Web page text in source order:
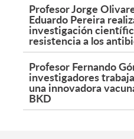
Profesor Jorge
Eduardo Pereira
investigación
resistencia a los
Profesor Fernando
investigadores
una innovadora
BKD